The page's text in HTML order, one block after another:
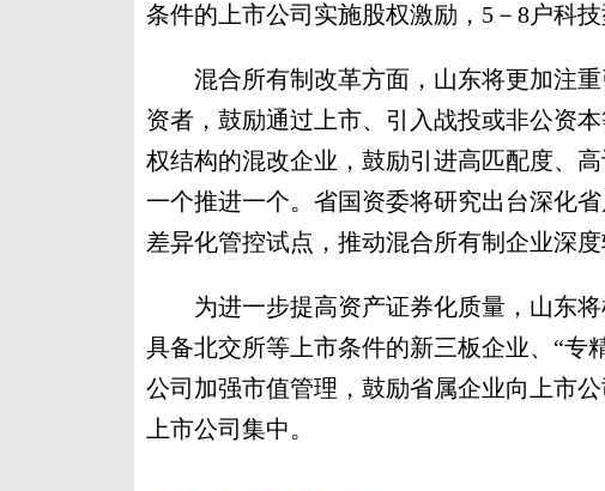
条件的上市公司实施股权激励，5－8户科
混合所有制改革方面，山东将更加注重
资者，鼓励通过上市、引入战投或非公资
权结构的混改企业，鼓励引进高匹配度、
一个推进一个。省国资委将研究出台深化
差异化管控试点，推动混合所有制企业深度
为进一步提高资产证券化质量，山东将
具备北交所等上市条件的新三板企业、“专
公司加强市值管理，鼓励省属企业向上市
上市公司集中。